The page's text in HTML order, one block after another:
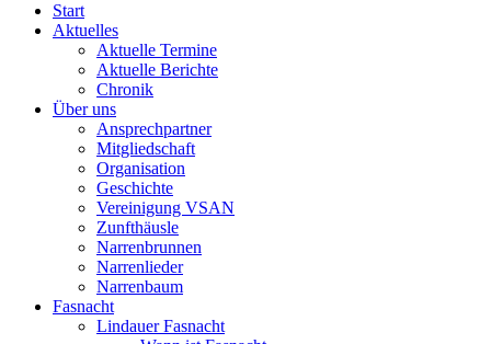
Start
Aktuelles
Aktuelle Termine
Aktuelle Berichte
Chronik
Über uns
Ansprechpartner
Mitgliedschaft
Organisation
Geschichte
Vereinigung VSAN
Zunfthäusle
Narrenbrunnen
Narrenlieder
Narrenbaum
Fasnacht
Lindauer Fasnacht